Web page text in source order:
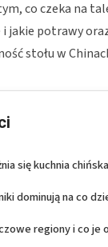
co czeka na
jakie potrawy
stołu w
się kuchnia
dominują na co
regiony i co je